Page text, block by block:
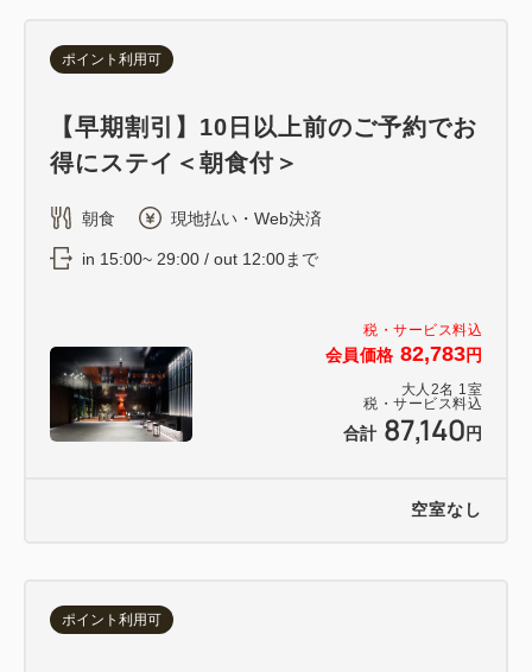
税・サービス料込
会員価格 82,783円
大人 2名 1 室
税・サービス料込
合計 87,140円
ポイント利用可
【早期割引】10日以上前のご予約でお
得にステイ＜朝食付＞
朝食 現地払い・Web決済
in 15:00~ 29:00 / out 12:00まで
空室なし
ポイント利用可